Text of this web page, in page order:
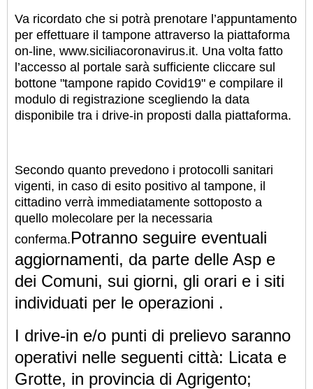
Va ricordato che si potrà prenotare l’appuntamento
per effettuare il tampone attraverso la piattaforma
on-line, www.siciliacoronavirus.it. Una volta fatto
l’accesso al portale sarà sufficiente cliccare sul
bottone "tampone rapido Covid19" e compilare il
modulo di registrazione scegliendo la data
disponibile tra i drive-in proposti dalla piattaforma.
Secondo quanto prevedono i protocolli sanitari
vigenti, in caso di esito positivo al tampone, il
cittadino verrà immediatamente sottoposto a
quello molecolare per la necessaria
conferma.Potranno seguire eventuali
aggiornamenti, da parte delle Asp e
dei Comuni, sui giorni, gli orari e i siti
individuati per le operazioni .
I drive-in e/o punti di prelievo saranno
operativi nelle seguenti città: Licata e
Grotte, in provincia di Agrigento;